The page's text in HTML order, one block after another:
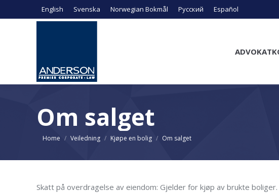
English Svenska Norwegian Bokmål Русский Español
Om salget
You are here:
Home Veiledning Kjøpe en bolig Om salget
Skatt på overdragelse av eiendom: Gjelder for kjøp av brukte